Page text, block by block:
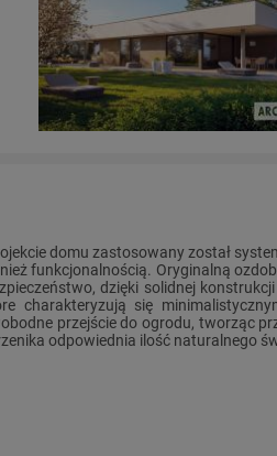
domu zastosowany został
funkcjonalnością. Oryginalną
dzięki solidnej
charakteryzują się
przejście do ogrodu, tworząc
odpowiednia ilość naturalnego